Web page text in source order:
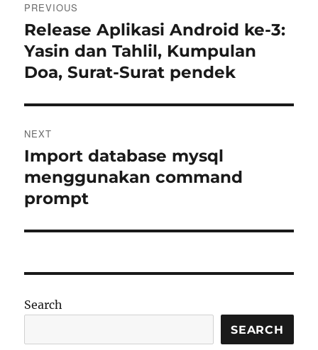
navigation
PREVIOUS
Previous
post:
Release Aplikasi Android ke-3:
Yasin dan Tahlil, Kumpulan
Doa, Surat-Surat pendek
NEXT
Next
post:
Import database mysql
menggunakan command
prompt
Search
SEARCH